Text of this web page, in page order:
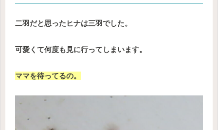
二羽だと思ったヒナは三羽でした。
可愛くて何度も見に行ってしまいます。
ママを待ってるの。